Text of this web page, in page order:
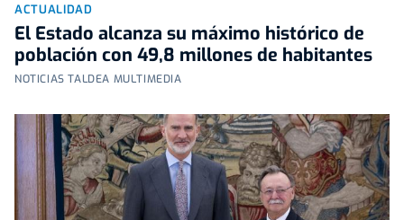
ACTUALIDAD
El Estado alcanza su máximo histórico de
población con 49,8 millones de habitantes
NOTICIAS TALDEA MULTIMEDIA